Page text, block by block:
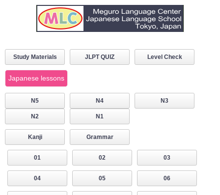
Study Materials JLPT QUIZ Level Check
Japanese lessons
N5 N4 N3
N2 N1
Kanji Grammar
01 02 03
04 05 06